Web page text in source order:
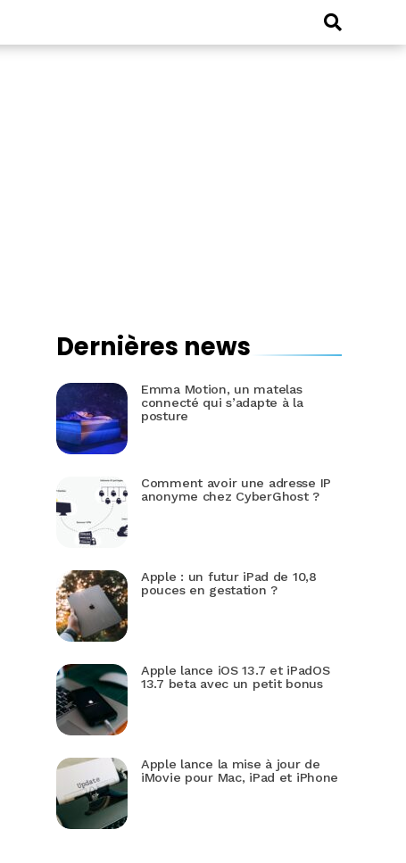
Dernières news
Emma Motion, un matelas
connecté qui s’adapte à la
posture
Comment avoir une adresse IP
anonyme chez CyberGhost ?
Apple : un futur iPad de 10,8
pouces en gestation ?
Apple lance iOS 13.7 et iPadOS
13.7 beta avec un petit bonus
Apple lance la mise à jour de
iMovie pour Mac, iPad et iPhone